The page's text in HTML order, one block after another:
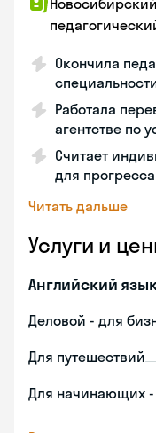
Окончила
Работала
агентстве по
Считает
для
Читать дальше
Услуги и
Английский
Деловой - для
Для путешествий
Для начинающих